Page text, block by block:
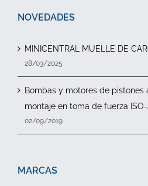
NOVEDADES
MINICENTRAL MUELLE DE
28/03/2025
Bombas y motores de pistones
montaje en toma de fuerza
02/09/2019
MARCAS